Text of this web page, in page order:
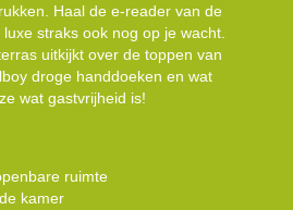
Haal de e-reader van de
straks ook nog op je wacht.
uitkijkt over de toppen van
droge handdoeken en wat
wat gastvrijheid is!
ruimte
kamer